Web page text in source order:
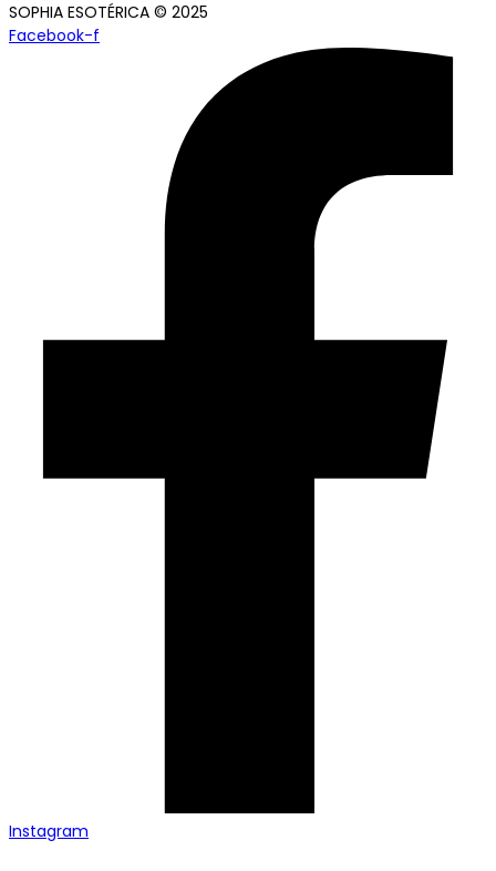
SOPHIA ESOTÉRICA © 2025
Facebook-f
Instagram